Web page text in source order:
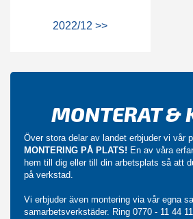
2022/12 >>
MONTERAT &
Över stora delar av landet erbjuder vi vår
MONTERING PÅ PLATS! En av våra
hem till dig eller till din arbetsplats så att
på verkstad.
Vi erbjuder även montering via vår egna
samarbetsverkstäder. Ring 0770 - 11 44 11